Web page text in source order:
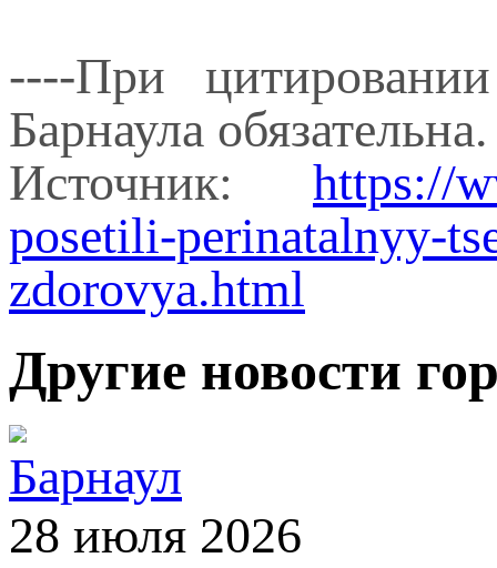
----При
Барнаула обязательна.
Источник: https://
posetili-perinatalnyy-
zdorovya.html
Другие новости
Барнаул
28 июля 2026